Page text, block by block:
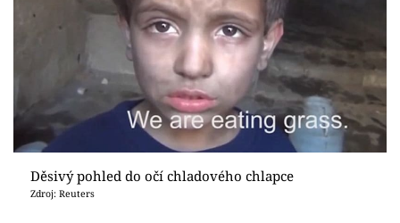
Sex a vztahy
Videa
Sledujte prima+
Přihlášení
Děsivý pohled do očí chladového chlapce
Zdroj: Reuters